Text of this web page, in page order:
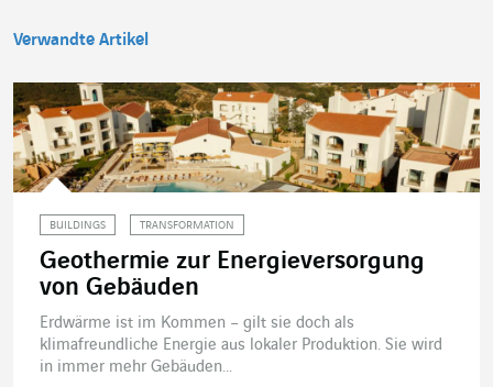
Verwandte Artikel
BUILDINGS TRANSFORMATION
Geothermie zur Energieversorgung
von Gebäuden
Erdwärme ist im Kommen – gilt sie doch als
klimafreundliche Energie aus lokaler Produktion. Sie wird
in immer mehr Gebäuden...